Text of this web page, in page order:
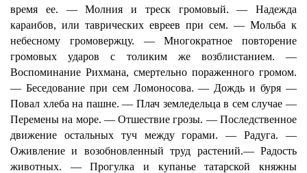
время ее. — Молния и треск громовый. — Надежда
караибов, или таврических евреев при сем. — Мольба к
небесному громовержцу. — Многократное повторение
громовых ударов с толиким же возблистанием. —
Воспоминание Рихмана, смертельно пораженного громом.
— Беседование при сем Ломоносова. — Дождь и буря —
Повал хлеба на пашне. — Плач земледельца в сем случае —
Перемены на море. — Отшествие грозы. — Последственное
движение остальных туч между горами. — Радуга. —
Оживление и возобновленный труд растений.— Радость
животных. — Прогулка и купанье татарской княжны